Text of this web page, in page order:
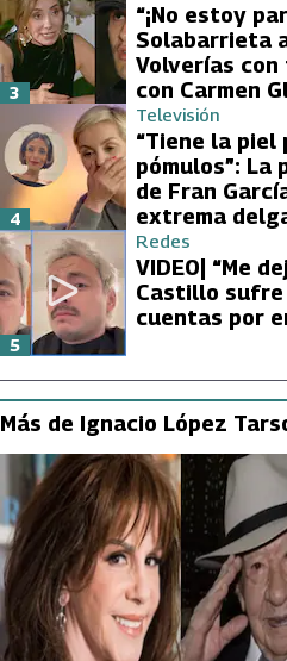
“¡No estoy
Solabarrieta
Volverías
con Carmen
3
Televisión
“Tiene la piel
pómulos”: La
de Fran
extrema
4
Redes
VIDEO| “Me
Castillo sufre
cuentas por
5
Más de Ignacio López